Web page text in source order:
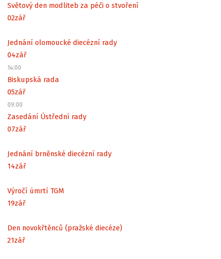
Světový den modliteb za péči o stvoření
02zář
Jednání olomoucké diecézní rady
04zář
14:00
Biskupská rada
05zář
09:00
Zasedání Ústřední rady
07zář
Jednání brněnské diecézní rady
14zář
Výročí úmrtí TGM
19zář
Den novokřtěnců (pražské diecéze)
21zář